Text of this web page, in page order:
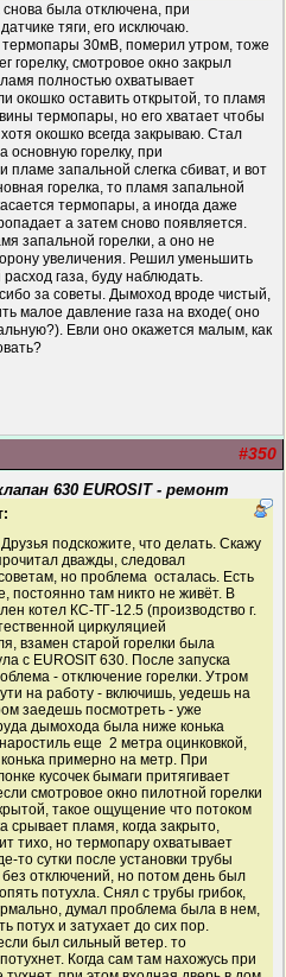
снова была отключена, при
тяги, его исключаю.
30мВ, померил утром, тоже
горелку, смотровое окно закрыл
полностью охватывает
окошко оставить открытой, то пламя
термопары, но его хватает чтобы
окошко всегда закрываю. Стал
основную горелку, при
пламе запальной слегка сбиват, и вот
горелка, то пламя запальной
термопары, а иногда даже
а затем сново появляется.
запальной горелки, а оно не
увеличения. Решил уменьшить
газа, буду наблюдать.
за советы. Дымоход вроде чистый,
малое давление газа на входе( оно
Евли оно окажется малым, как
#350
630 EUROSIT - ремонт
подскожите, что делать. Скажу
дважды, следовал
но проблема осталась. Есть
постоянно там никто не живёт. В
котел КС-ТГ-12.5 (производство г.
циркуляцией
взамен старой горелки была
с EUROSIT 630. После запуска
- отключение горелки. Утром
на работу - включишь, уедешь на
заедешь посмотреть - уже
дымохода была ниже конька
еще 2 метра оцинковкой,
примерно на метр. При
кусочек бымаги притягивает
смотровое окно пилотной горелки
такое ощущение что потоком
срывает пламя, когда закрыто,
тихо, но термопару охватывает
то сутки после установки трубы
отключений, но потом день был
потухла. Снял с трубы грибок,
думал проблема была в нем,
потух и затухает до сих пор.
был сильный ветер. то
Когда сам там нахожусь при